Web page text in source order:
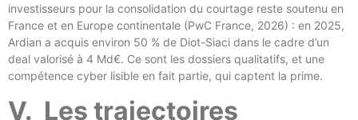
investisseurs pour la consolidation du courtage reste soutenu en
France et en Europe continentale (PwC France, 2026) : en 2025,
Ardian a acquis environ 50 % de Diot-Siaci dans le cadre d’un
deal valorisé à 4 Md€. Ce sont les dossiers qualitatifs, et une
compétence cyber lisible en fait partie, qui captent la prime.
V. Les trajectoires